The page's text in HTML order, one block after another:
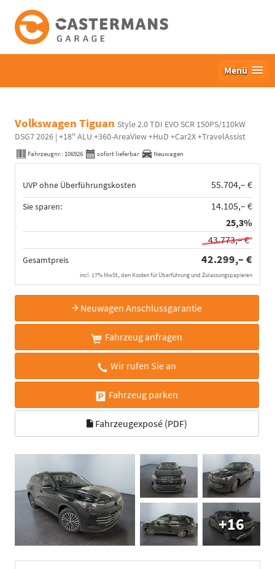
Menü
Volkswagen Tiguan Style 2.0 TDI EVO SCR 150PS/110kW
DSG7 2026 | +18" ALU +360-AreaView +HuD +Car2X +TravelAssist
Fahrzeugnr.: 106926 sofort lieferbar Neuwagen
UVP ohne Überführungskosten 55.704,– €
Sie sparen:
14.105,– €
25,3%
43.773,– €
Gesamtpreis 42.299,– €
incl. 17% MwSt., den Kosten für Überführung und Zulassungspapieren
Neuwagen Anschlussgarantie
Fahrzeug anfragen
Wir rufen Sie an
Fahrzeug parken
Fahrzeugexposé (PDF)
+16